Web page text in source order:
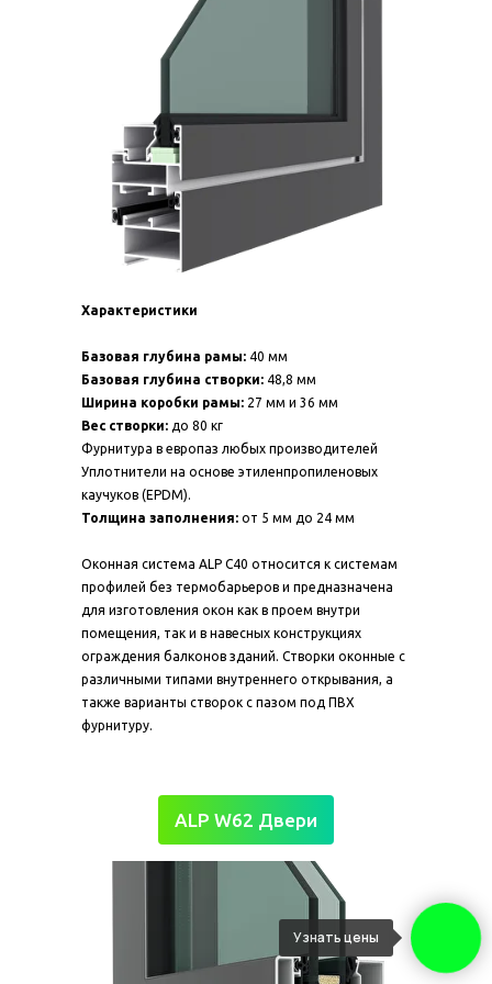
ALP W62 Двери
Характеристики
Базовая глубина рамы: 40 мм
Базовая глубина створки: 48,8 мм
Ширина коробки рамы: 27 мм и 36 мм
Вес створки: до 80 кг
Фурнитура в европаз любых производителей
Уплотнители на основе этиленпропиленовых
каучуков (EPDM).
Толщина заполнения: от 5 мм до 24 мм
Оконная система ALP C40 относится к системам
профилей без термобарьеров и предназначена
для изготовления окон как в проем внутри
помещения, так и в навесных конструкциях
ограждения балконов зданий. Створки оконные с
различными типами внутреннего открывания, а
также варианты створок с пазом под ПВХ
фурнитуру.
Узнать цены